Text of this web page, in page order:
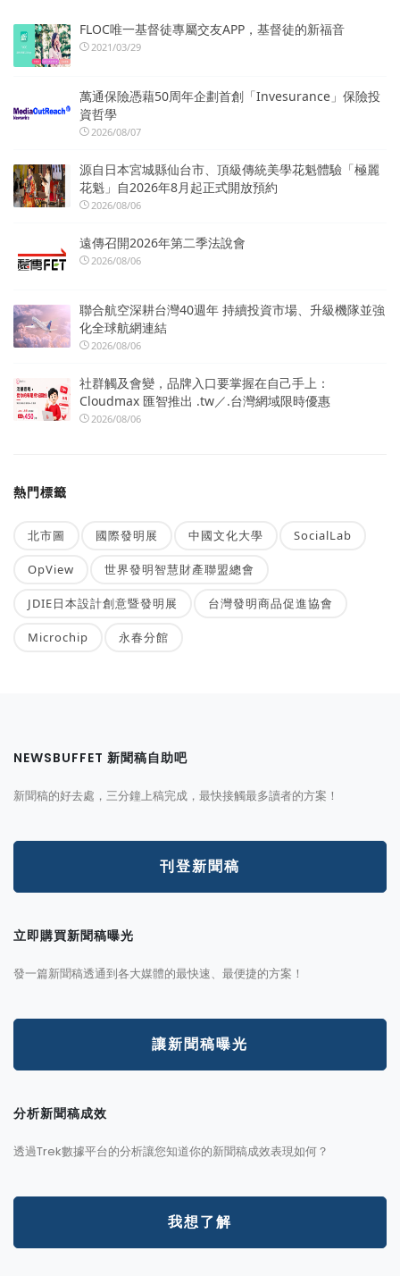
FLOC唯一基督徒專屬交友APP，基督徒的新福音
2021/03/29
萬通保險憑藉50周年企劃首創「Invesurance」保險投
資哲學
2026/08/07
源自日本宮城縣仙台市、頂級傳統美學花魁體驗「極麗
花魁」自2026年8月起正式開放預約
2026/08/06
遠傳召開2026年第二季法說會
2026/08/06
聯合航空深耕台灣40週年 持續投資市場、升級機隊並強
化全球航網連結
2026/08/06
社群觸及會變，品牌入口要掌握在自己手上：
Cloudmax 匯智推出 .tw／.台灣網域限時優惠
2026/08/06
熱門標籤
北市圖 國際發明展 中國文化大學 SocialLab
OpView 世界發明智慧財產聯盟總會
JDIE日本設計創意暨發明展 台灣發明商品促進協會
Microchip 永春分館
NEWSBUFFET 新聞稿自助吧
新聞稿的好去處，三分鐘上稿完成，最快接觸最多讀者的方案！
刊登新聞稿
立即購買新聞稿曝光
發一篇新聞稿透通到各大媒體的最快速、最便捷的方案！
讓新聞稿曝光
分析新聞稿成效
透過Trek數據平台的分析讓您知道你的新聞稿成效表現如何？
我想了解